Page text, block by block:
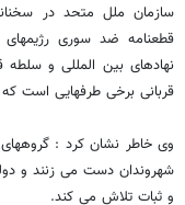
سازمان ملل متحد در
قطعنامه ضد سوری رژیمهای
نهادهای بین المللی و
قربانی برخی طرفهایی است
وی خاطر نشان کرد :
شهروندان دست می زنند و
و ثبات تلاش می کند.